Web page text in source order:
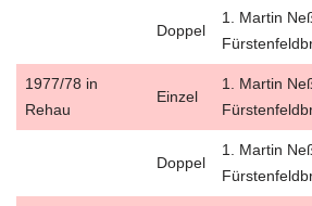
Doppel
1. Martin
1977/78 in
Rehau
Einzel
1. Martin
Doppel
1. Martin